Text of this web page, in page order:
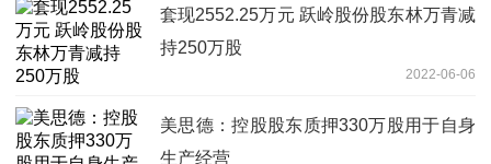
套现2552.25万元 跃岭股份股东林万青减
持250万股
2022-06-06
美思德：控股股东质押330万股用于自身
生产经营